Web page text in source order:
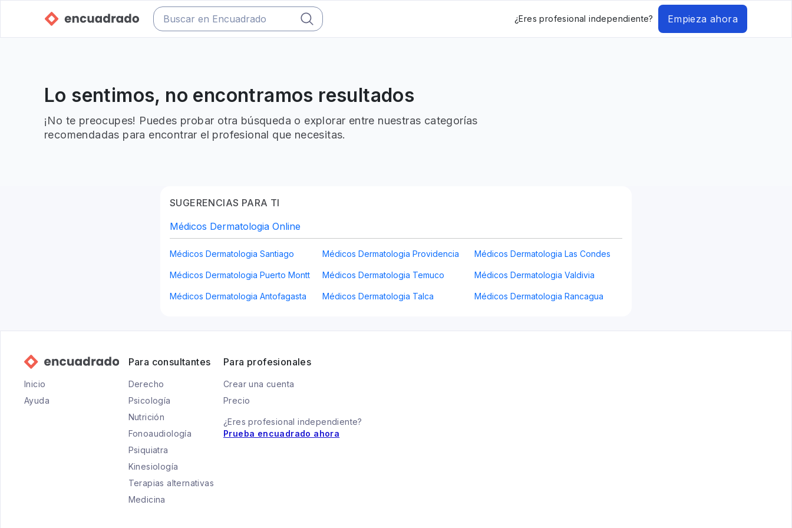
¿Eres profesional independiente? Empieza ahora
Lo sentimos, no encontramos resultados
¡No te preocupes! Puedes probar otra búsqueda o explorar entre nuestras categorías
recomendadas para encontrar el profesional que necesitas.
SUGERENCIAS PARA TI
Médicos Dermatologia Online
Médicos Dermatologia Santiago Médicos Dermatologia Providencia Médicos Dermatologia Las Condes
Médicos Dermatologia Puerto Montt Médicos Dermatologia Temuco Médicos Dermatologia Valdivia
Médicos Dermatologia Antofagasta Médicos Dermatologia Talca Médicos Dermatologia Rancagua
Inicio
Ayuda
Para consultantes
Derecho
Psicología
Nutrición
Fonoaudiología
Psiquiatra
Kinesiología
Terapias alternativas
Medicina
Para profesionales
Crear una cuenta
Precio
¿Eres profesional independiente?
Prueba encuadrado ahora